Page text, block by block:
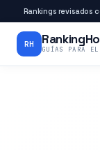
Rankings revisados
RH
GUÍAS PARA